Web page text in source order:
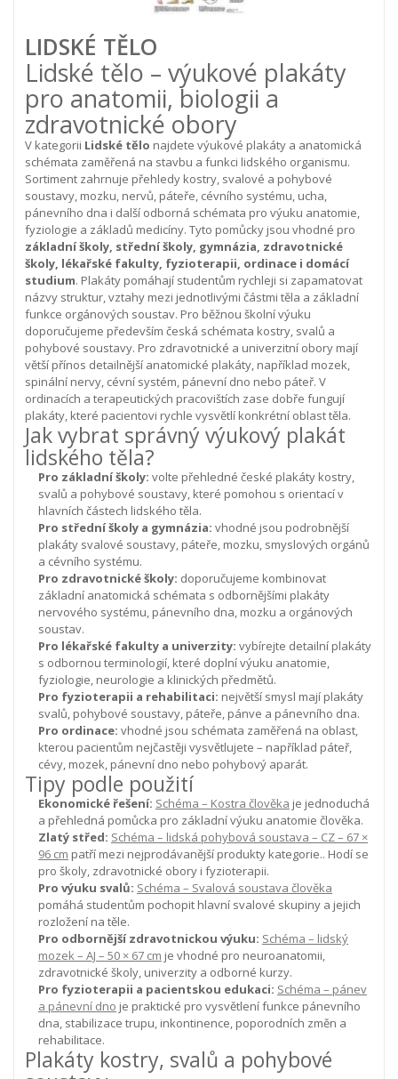
LIDSKÉ TĚLO
Lidské tělo – výukové plakáty
pro anatomii, biologii a
zdravotnické obory
V kategorii Lidské tělo najdete výukové plakáty a anatomická
schémata zaměřená na stavbu a funkci lidského organismu.
Sortiment zahrnuje přehledy kostry, svalové a pohybové
soustavy, mozku, nervů, páteře, cévního systému, ucha,
pánevního dna i další odborná schémata pro výuku anatomie,
fyziologie a základů medicíny. Tyto pomůcky jsou vhodné pro
základní školy, střední školy, gymnázia, zdravotnické
školy, lékařské fakulty, fyzioterapii, ordinace i domácí
studium. Plakáty pomáhají studentům rychleji si zapamatovat
názvy struktur, vztahy mezi jednotlivými částmi těla a základní
funkce orgánových soustav. Pro běžnou školní výuku
doporučujeme především česká schémata kostry, svalů a
pohybové soustavy. Pro zdravotnické a univerzitní obory mají
větší přínos detailnější anatomické plakáty, například mozek,
spinální nervy, cévní systém, pánevní dno nebo páteř. V
ordinacích a terapeutických pracovištích zase dobře fungují
plakáty, které pacientovi rychle vysvětlí konkrétní oblast těla.
Jak vybrat správný výukový plakát
lidského těla?
Pro základní školy: volte přehledné české plakáty kostry,
svalů a pohybové soustavy, které pomohou s orientací v
hlavních částech lidského těla.
Pro střední školy a gymnázia: vhodné jsou podrobnější
plakáty svalové soustavy, páteře, mozku, smyslových orgánů
a cévního systému.
Pro zdravotnické školy: doporučujeme kombinovat
základní anatomická schémata s odbornějšími plakáty
nervového systému, pánevního dna, mozku a orgánových
soustav.
Pro lékařské fakulty a univerzity: vybírejte detailní plakáty
s odbornou terminologií, které doplní výuku anatomie,
fyziologie, neurologie a klinických předmětů.
Pro fyzioterapii a rehabilitaci: největší smysl mají plakáty
svalů, pohybové soustavy, páteře, pánve a pánevního dna.
Pro ordinace: vhodné jsou schémata zaměřená na oblast,
kterou pacientům nejčastěji vysvětlujete – například páteř,
cévy, mozek, pánevní dno nebo pohybový aparát.
Tipy podle použití
Ekonomické řešení: Schéma – Kostra člověka je jednoduchá
a přehledná pomůcka pro základní výuku anatomie člověka.
Zlatý střed: Schéma – lidská pohybová soustava – CZ – 67 ×
96 cm patří mezi nejprodávanější produkty kategorie.. Hodí se
pro školy, zdravotnické obory i fyzioterapii.
Pro výuku svalů: Schéma – Svalová soustava člověka
pomáhá studentům pochopit hlavní svalové skupiny a jejich
rozložení na těle.
Pro odbornější zdravotnickou výuku: Schéma – lidský
mozek – AJ – 50 × 67 cm je vhodné pro neuroanatomii,
zdravotnické školy, univerzity a odborné kurzy.
Pro fyzioterapii a pacientskou edukaci: Schéma – pánev
a pánevní dno je praktické pro vysvětlení funkce pánevního
dna, stabilizace trupu, inkontinence, poporodních změn a
rehabilitace.
Plakáty kostry, svalů a pohybové